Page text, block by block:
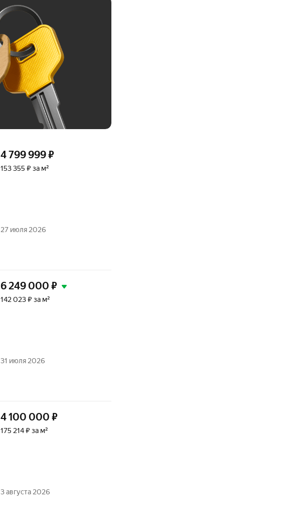
4 799 999₽
153 355 ₽ за м²
27 июля 2026
6 249 000 ₽
142 023 ₽ за м²
31 июля 2026
4 100 000 ₽
175 214 ₽ за м²
3 августа 2026